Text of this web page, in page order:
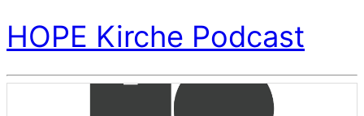
HOPE Kirche Podcast